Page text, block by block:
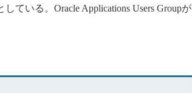
ている。Oracle Applications Users Groupが